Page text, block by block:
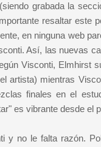
grabada la
resaltar este
en ninguna web
Así, las nuevas
Visconti, Elmhirst
artista) mientras
finales en el
es vibrante desde el
y no le falta razón.